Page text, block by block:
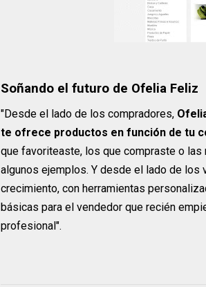
Soñando el futuro de Ofelia Feliz
"Desde el lado de los compradores,
te ofrece productos en función de tu
que favoriteaste, los que compraste o
algunos ejemplos. Y desde el lado de los
crecimiento, con herramientas
básicas para el vendedor que recién
profesional".